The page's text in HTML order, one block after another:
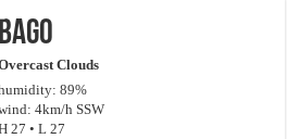
Bago
Clouds
89%
4km/h SSW
27 • L 27